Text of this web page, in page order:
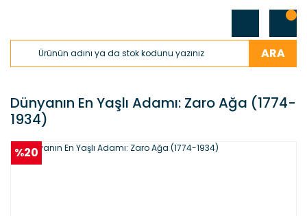
ARA
Dünyanın En Yaşlı Adamı: Zaro Ağa (1774-
1934)
%20